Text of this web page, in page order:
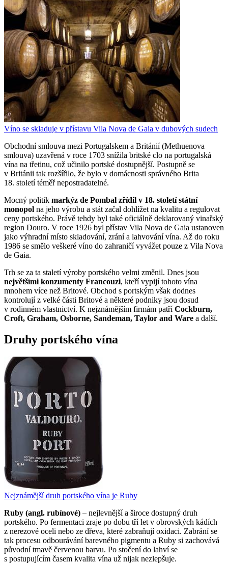
Víno se skladuje v přístavu Vila Nova de Gaia v dubových sudech
Obchodní smlouva mezi Portugalskem a Británií (Methuenova
smlouva) uzavřená v roce 1703 snížila britské clo na portugalská
vína na třetinu, což učinilo portské dostupnější. Postupně se
v Británii tak rozšířilo, že bylo v domácnosti správného Brita
18. století téměř nepostradatelné.
Mocný politik markýz de Pombal zřídil v 18. století státní
monopol na jeho výrobu a stát začal dohlížet na kvalitu a regulovat
ceny portského. Právě tehdy byl také oficiálně deklarovaný vinařský
region Douro. V roce 1926 byl přístav Vila Nova de Gaia ustanoven
jako výhradní místo skladování, zrání a lahvování vína. Až do roku
1986 se smělo veškeré víno do zahraničí vyvážet pouze z Vila Nova
de Gaia.
Trh se za ta staletí výroby portského velmi změnil. Dnes jsou
největšími konzumenty Francouzi, kteří vypijí tohoto vína
mnohem více než Britové. Obchod s portským však dodnes
kontrolují z velké části Britové a některé podniky jsou dosud
v rodinném vlastnictví. K nejznámějším firmám patříCockburn,
Croft, Graham, Osborne, Sandeman, Taylor and Ware a další.
Druhy portského vína
Nejznámější druh portského vína je Ruby
Ruby (angl. rubínové) – nejlevnější a široce dostupný druh
portského. Po fermentaci zraje po dobu tří let v obrovských kádích
z nerezové oceli nebo ze dřeva, které zabraňují oxidaci. Zabrání se
tak procesu odbourávání barevného pigmentu a Ruby si zachovává
původní tmavě červenou barvu. Po stočení do lahví se
s postupujícím časem kvalita vína už nijak nezlepšuje.